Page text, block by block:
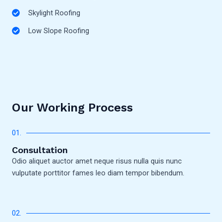
Skylight Roofing
Low Slope Roofing
Our Working Process
01.
Consultation
Odio aliquet auctor amet neque risus nulla quis nunc
vulputate porttitor fames leo diam tempor bibendum.
02.